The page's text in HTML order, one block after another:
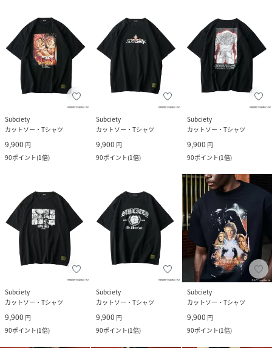
Subciety
カットソー・Tシャツ
9,900 円
90ポイント(1倍)
Subciety
カットソー・Tシャツ
9,900 円
90ポイント(1倍)
Subciety
カットソー・Tシャツ
9,900 円
90ポイント(1倍)
Subciety
カットソー・Tシャツ
9,900 円
90ポイント(1倍)
Subciety
カットソー・Tシャツ
9,900 円
90ポイント(1倍)
Subciety
カットソー・Tシャツ
9,900 円
90ポイント(1倍)